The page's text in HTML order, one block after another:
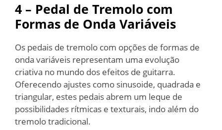
4 – Pedal de Tremolo com
Formas de Onda Variáveis
Os pedais de tremolo com opções de formas de
onda variáveis representam uma evolução
criativa no mundo dos efeitos de guitarra.
Oferecendo ajustes como sinusoide, quadrada e
triangular, estes pedais abrem um leque de
possibilidades rítmicas e texturais, indo além do
tremolo tradicional.